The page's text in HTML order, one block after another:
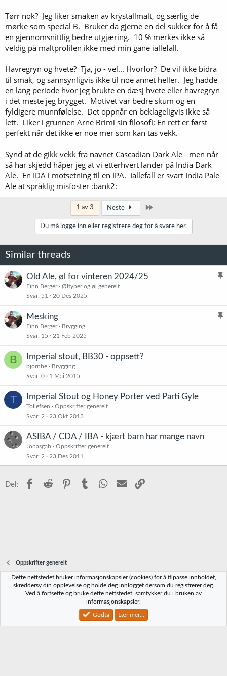
Tørr nok? Jeg liker smaken av krystallmalt, og særlig de
mørke som special B. Bruker da gjerne en del sukker for å få
en gjennomsnittlig bedre utgjæring. 10 % merkes ikke så
veldig på maltprofilen ikke med min gane iallefall.
Havregryn og hvete? Tja, jo - vel... Hvorfor? De vil ikke bidra
til smak, og sannsynligvis ikke til noe annet heller. Jeg hadde
en lang periode hvor jeg brukte en dæsj hvete eller havregryn
i det meste jeg brygget. Motivet var bedre skum og en
fyldigere munnfølelse. Det oppnår en beklageligvis ikke så
lett. Liker i grunnen Arne Brimi sin filosofi; En rett er først
perfekt når det ikke er noe mer som kan tas vekk.
Synd at de gikk vekk fra navnet Cascadian Dark Ale - men når
så har skjedd håper jeg at vi etterhvert lander på India Dark
Ale. En IDA i motsetning til en IPA. Iallefall er svart India Pale
Ale at språklig misfoster :bank2:
1 av 3 Neste
Du må logge inn eller registrere deg for å svare her.
Similar threads
K
t
Old Ale, øl for vinteren 2024/25
Finn Berger
Øltyper og øl generelt
Svar 51 20 Des 2025
K
Mesking
Finn Berger
Brygging
Svar 15 21 Feb 2025
B Imperial stout, BB30 - oppsett?
bjornhe
Brygging
Svar 0 1 Mai 2015
T Imperial Stout og Honey Porter ved Parti Gyle
Tollefsen
Oppskrifter generelt
Svar 2 23 Okt 2013
ASIBA / CDA / IBA - kjært barn har mange navn
Jonasgab
Oppskrifter generelt
Svar 2 23 Des 2011
Del: Facebook
Reddit PinterestTumblr WhatsApp
E-post
Oppskrifter generelt
Norbrygg-default
Vilkår og regler Personvernregler
Community platform by XenForo® © 2010-2023 XenForo Ltd.
Dette nettstedet bruker informasjonskapsler (cookies) for å tilpasse innholdet,
skreddersy din opplevelse og holde deg innlogget dersom du registrerer deg.
Ved å fortsette og bruke dette nettstedet, samtykker du i bruken av
informasjonskapsler.
Godta Lær mer...